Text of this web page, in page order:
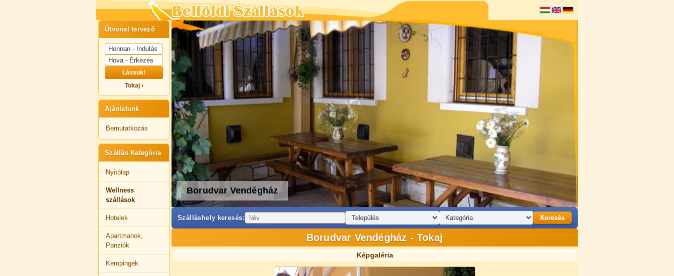
Útvonal tervező
Lássuk!
Tokaj ›
Ajánlatunk
Bemutatkozás
Szállás Kategória
Nyitólap
Wellness
szállások
Hotelek
Apartmanok,
Panziók
Kempingek
Borudvar Vendégház
Szálláshely keresés: Keresés
Borudvar Vendégház - Tokaj
Képgaléria